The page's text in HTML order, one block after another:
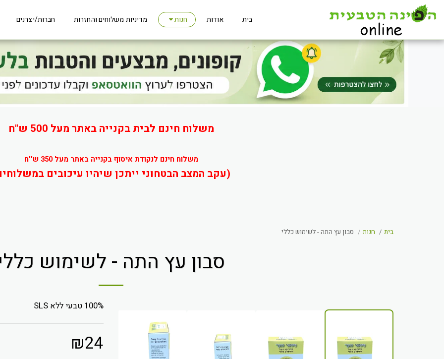
משלוח חינם לבית בקנייה באתר מעל 500 ש"ח
משלוח חינם לנקודת איסוף בקנייה באתר מעל 350 ש''ח
(עקב המצב הבטחוני ייתכן שיהיו עיכובים
בית אודות חנות מדיניות משלוחים והחזרות חברות/יצרנים
בית חנות סבון עץ התה - לשימוש כללי
סבון עץ התה - לשימוש
100% טבעי ללא SLS
₪24